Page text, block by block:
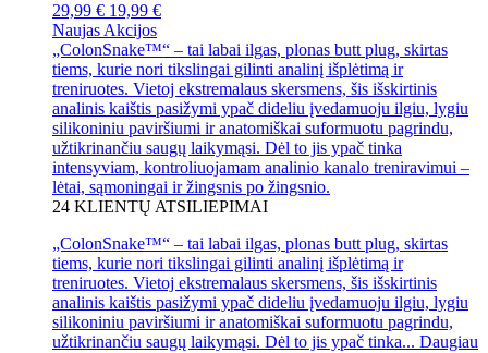
29,99 € 19,99 €
NaujasAkcijos
„ColonSnake™“ – tai labai ilgas, plonas butt plug, skirtas
tiems, kurie nori tikslingai gilinti analinį išplėtimą ir
treniruotes. Vietoj ekstremalaus skersmens, šis išskirtinis
analinis kaištis pasižymi ypač dideliu įvedamuoju ilgiu, lygiu
silikoniniu paviršiumi ir anatomiškai suformuotu pagrindu,
užtikrinančiu saugų laikymąsi. Dėl to jis ypač tinka
intensyviam, kontroliuojamam analinio kanalo treniravimui –
lėtai, sąmoningai ir žingsnis po žingsnio.
24 KLIENTŲ ATSILIEPIMAI
„ColonSnake™“ – tai labai ilgas, plonas butt plug, skirtas
tiems, kurie nori tikslingai gilinti analinį išplėtimą ir
treniruotes. Vietoj ekstremalaus skersmens, šis išskirtinis
analinis kaištis pasižymi ypač dideliu įvedamuoju ilgiu, lygiu
silikoniniu paviršiumi ir anatomiškai suformuotu pagrindu,
užtikrinančiu saugų laikymąsi. Dėl to jis ypač tinka... Daugiau